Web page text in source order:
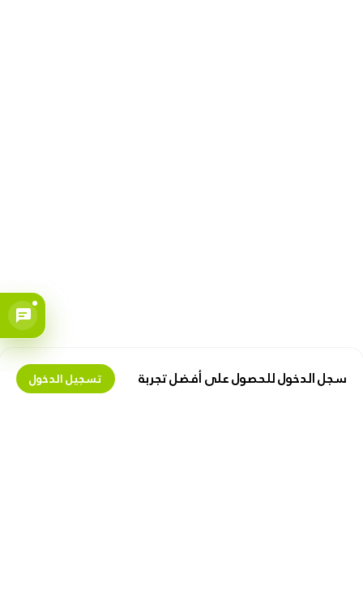
سجل الدخول للحصول على أفضل تجربة تسجيل الدخول